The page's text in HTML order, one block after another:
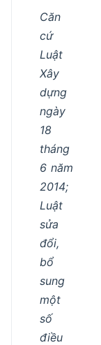
Căn
cứ
Luật
Xây
dựng
ngày
18
tháng
6 năm
2014;
Luật
sửa
đổi,
bổ
sung
một
số
điều